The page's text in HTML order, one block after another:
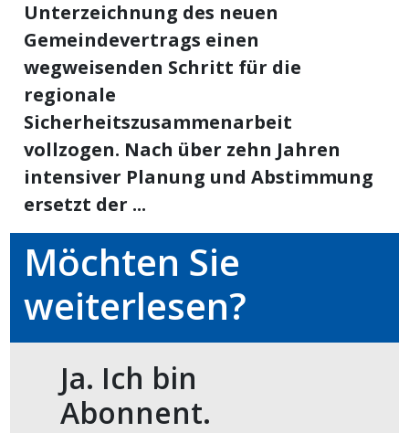
Unterzeichnung des neuen
Gemeindevertrags einen
wegweisenden Schritt für die
regionale
Sicherheitszusammenarbeit
vollzogen. Nach über zehn Jahren
intensiver Planung und Abstimmung
ersetzt der ...
Möchten Sie
weiterlesen?
Ja. Ich bin
Abonnent.